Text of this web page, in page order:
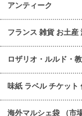
アンティーク
フランス 雑貨 お土産
ロザリオ・ルルド・
味紙 ラベル チケット
海外マルシェ袋 （市